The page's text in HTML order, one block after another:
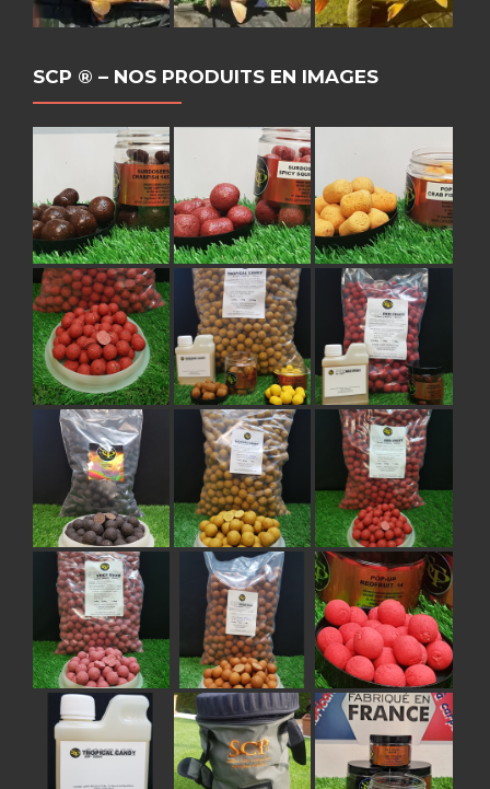
SCP ® – NOS PRODUITS EN IMAGES